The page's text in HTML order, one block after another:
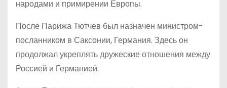
народами и примирении Европы.
После Парижа Тютчев был назначен министром-
посланником в Саксонии, Германия. Здесь он
продолжал укреплять дружеские отношения между
Россией и Германией.